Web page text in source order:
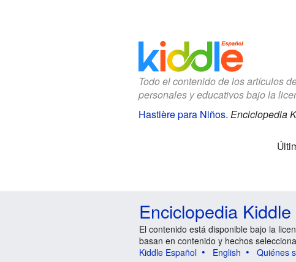
Todo el contenido de los artículos
personales y educativos bajo la
Hastière para Niños. Enciclopedia
Enciclopedia Kiddle
El contenido está disponible bajo la
basan en contenido y hechos
Kiddle Español
English Quiénes